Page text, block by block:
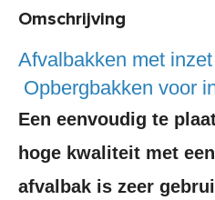
Omschrijving
Afvalbakken met
Opbergbakken voor
Een eenvoudig te
hoge kwaliteit met
afvalbak is zeer